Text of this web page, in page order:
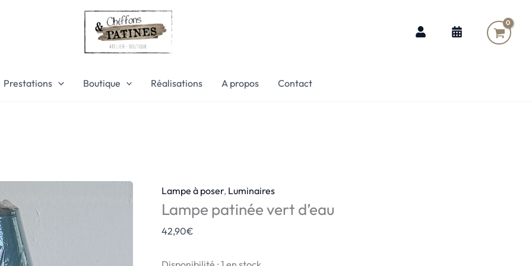
Prestations Boutique Réalisations A propos Contact
Lampe à poser, Luminaires
Lampe patinée vert d’eau
42,90€
de
Lampe
patinée
d'eau